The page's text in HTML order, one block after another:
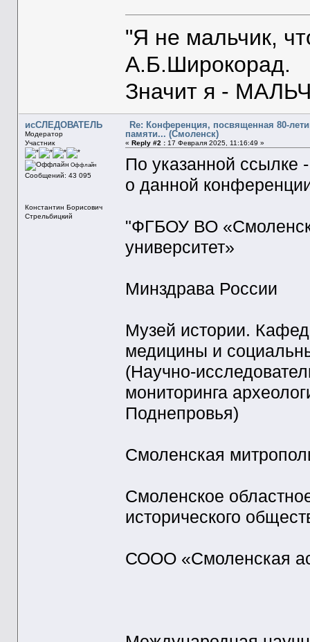
"Я не мальчик,
А.Б.Широкорад.
Значит я -
исСЛЕДОВАТЕЛЬ
Модератор
Участник
Оффлайн
Сообщений: 43 095
Константин Борисович
Стрельбицкий
Re: Конференция, посвященная 80-
памяти... (Смоленск)
« Reply #2 :17 Февраля 2025, 11:16:49 »
По указанной ссылке
о данной
"ФГБОУ ВО
университет»
Минздрава России
Музей истории.
медицины и
(Научно-
мониторинга
Поднепровья)
Смоленская
Смоленское
исторического
СООО «Смоленская